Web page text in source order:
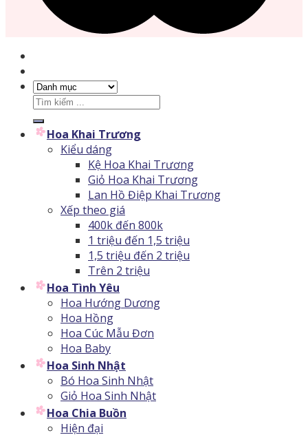
Tìm
kiếm:
Hoa Khai Trương
Kiểu dáng
Kệ Hoa Khai Trương
Giỏ Hoa Khai Trương
Lan Hồ Điệp Khai Trương
Xếp theo giá
400k đến 800k
1 triệu đến 1,5 triệu
1,5 triệu đến 2 triệu
Trên 2 triệu
Hoa Tình Yêu
Hoa Hướng Dương
Hoa Hồng
Hoa Cúc Mẫu Đơn
Hoa Baby
Hoa Sinh Nhật
Bó Hoa Sinh Nhật
Giỏ Hoa Sinh Nhật
Hoa Chia Buồn
Hiện đại